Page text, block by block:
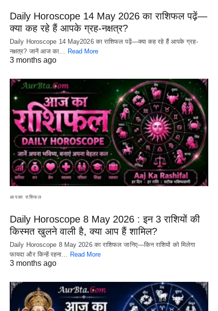
Daily Horoscope 14 May 2026 का राशिफल पढ़ें—
क्या कह रहे हैं आपके ग्रह-नक्षत्र?
Daily Horoscope 14 May2026 का राशिफल पढ़ें—क्या कह रहे हैं आपके ग्रह-
नक्षत्र? जानें आज का…
Read More
3 months ago
आपका राशिफल
Daily Horoscope 8 May 2026 : इन 3 राशियों की
किस्मत खुलने वाली है, क्या आप हैं शामिल?
Daily Horoscope 8 May 2026 का राशिफल जानिए—किन राशियों को मिलेगा
फायदा और किन्हें रहना… Read More
3 months ago